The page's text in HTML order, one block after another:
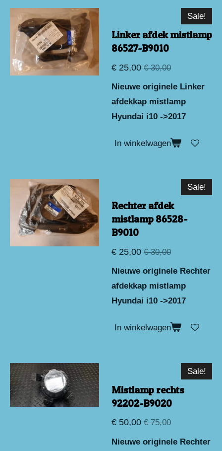
Sale!
Linker afdek mistlamp
86527-B9010
€ 25,00 € 30,00
Nieuwe originele Linker
afdekkap mistlamp
Hyundai i10 ->2017
In winkelwagen
Sale!
Rechter afdek
mistlamp 86528-
B9010
€ 25,00 € 30,00
Nieuwe originele Rechter
afdekkap mistlamp
Hyundai i10 ->2017
In winkelwagen
Sale!
Mistlamp rechts
92202-B9020
€ 50,00 € 75,00
Nieuwe originele Rechter